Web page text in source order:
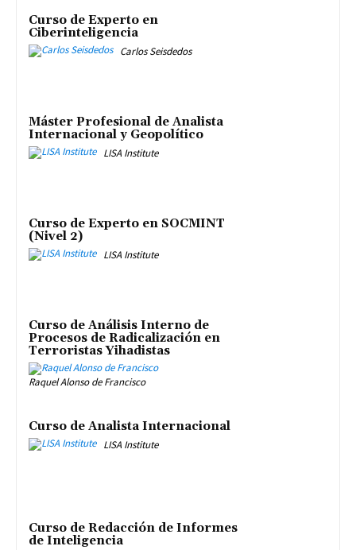
Curso de Experto en
Ciberinteligencia
Carlos Seisdedos
Máster Profesional de Analista
Internacional y Geopolítico
LISA Institute
Curso de Experto en SOCMINT
(Nivel 2)
LISA Institute
Curso de Análisis Interno de
Procesos de Radicalización en
Terroristas Yihadistas
Raquel Alonso de Francisco
Curso de Analista Internacional
LISA Institute
Curso de Redacción de Informes
de Inteligencia